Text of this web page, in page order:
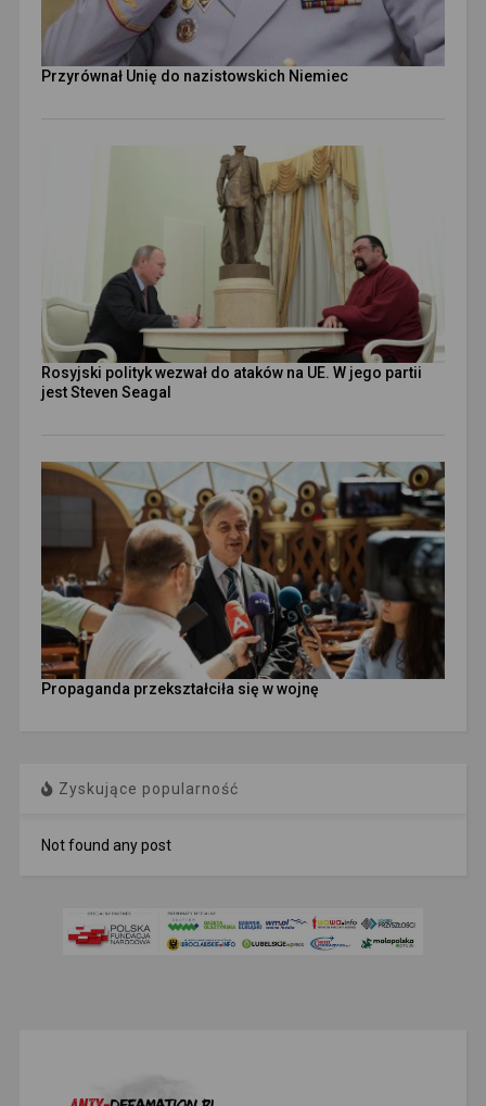
Przyrównał Unię do nazistowskich Niemiec
Rosyjski polityk wezwał do ataków na UE. W jego partii
jest Steven Seagal
Propaganda przekształciła się w wojnę
Zyskujące popularność
Not found any post